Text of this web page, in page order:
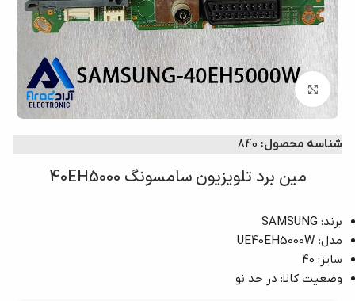
برای بزرگ‌نمایی کلیک کنید
شناسه محصول: 840
مین برد تلویزیون سامسونگ 40EH5000
برند: SAMSUNG
مدل: UE40EH5000W
سایز: 40
وضعیت کالا: در حد نو